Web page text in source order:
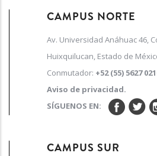
CAMPUS NORTE
Av. Universidad Anáhuac 46,
Huixquilucan, Estado de
Conmutador: +52 (55) 5627
Aviso de privacidad.
SÍGUENOS EN:
CAMPUS SUR